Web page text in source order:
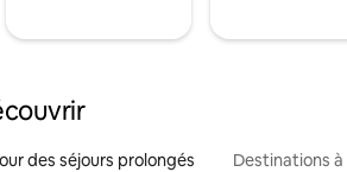
des séjours prolongés Destinations